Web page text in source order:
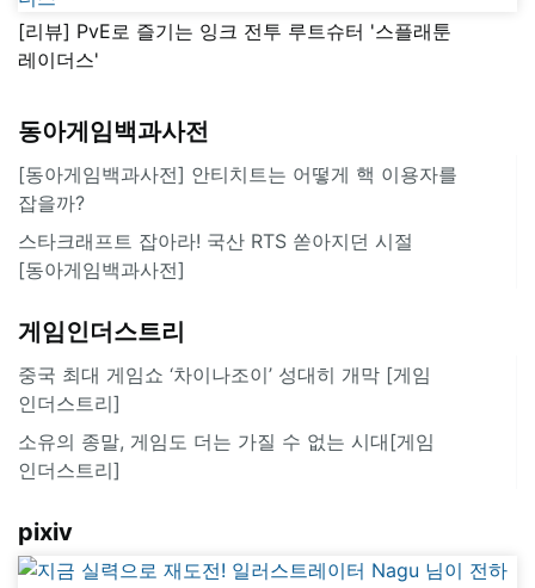
[리뷰] PvE로 즐기는 잉크 전투 루트슈터 '스플래툰
레이더스'
동아게임백과사전
[동아게임백과사전] 안티치트는 어떻게 핵 이용자를
잡을까?
스타크래프트 잡아라! 국산 RTS 쏟아지던 시절
[동아게임백과사전]
게임인더스트리
중국 최대 게임쇼 ‘차이나조이’ 성대히 개막 [게임
인더스트리]
소유의 종말, 게임도 더는 가질 수 없는 시대[게임
인더스트리]
pixiv